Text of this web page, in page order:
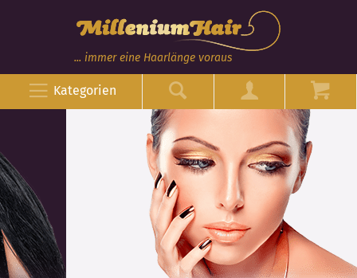
... immer eine Haarlänge voraus
Kategorien